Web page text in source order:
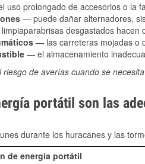
uso prolongado de accesorios o la
— puede dañar alternadores,
desgastados hacen
— las carreteras mojadas o
— el almacenamiento
de averías cuando se
portátil son las
durante los huracanes y las
de energía portátil